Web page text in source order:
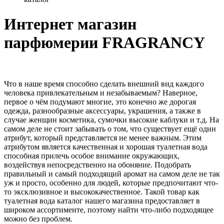
Интернет магазин
парфюмерии FRAGRANCY
Что в наше время способно сделать внешний вид каждого
человека привлекательным и незабываемым? Наверное,
первое о чём подумают многие, это конечно же дорогая
одежда, разнообразные аксессуары, украшения, а также в
случае женщин косметика, сумочки высокие каблуки и т.д. На
самом деле не стоит забывать о том, что существует ещё один
атрибут, который представляется не менее важным. Этим
атрибутом является качественная и хорошая туалетная вода
способная прилечь особое внимание окружающих,
воздействуя непосредственно на обоняние. Подобрать
правильный и самый подходящий аромат на самом деле не так
уж и просто, особенно для людей, которые предпочитают что-
то эксклюзивное и высококачественное. Такой товар как
туалетная вода каталог нашего магазина предоставляет в
широком ассортименте, поэтому найти что-либо подходящее
можно без проблем.